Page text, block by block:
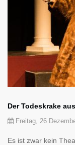
Der Todeskrake
Freitag, 26
Es ist zwar kein